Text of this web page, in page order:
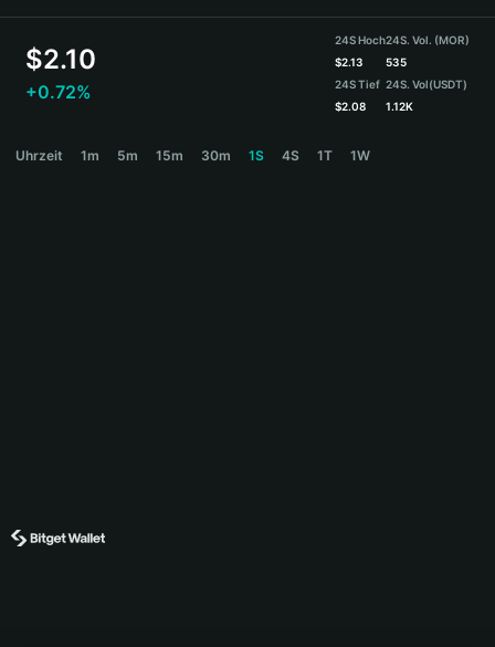
ภาษาไทย
Español
Español (Argentina)
$2.10
+0.72%
24S Hoch
$2.13
24S Tief
$2.08
24S. Vol. (MOR)
535
24S. Vol(USDT)
1.12K
Uhrzeit 1m 5m 15m 30m 1S 4S 1T 1W